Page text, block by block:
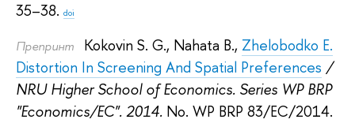
35–38. doi
Препринт Kokovin S. G., Nahata B., Zhelobodko E.
Distortion In Screening And Spatial Preferences /
NRU Higher School of Economics. Series WP BRP
"Economics/EC". 2014. No. WP BRP 83/EC/2014.